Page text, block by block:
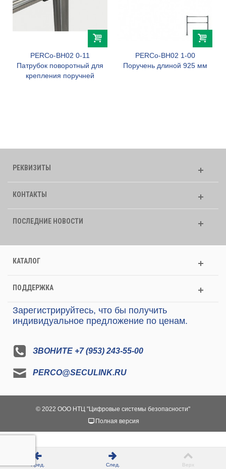
PERCo-BH02 0-11
Патрубок поворотный для
крепления поручней
PERCo-BH02 1-00
Поручень длиной 925 мм
РЕКВИЗИТЫ
КОНТАКТЫ
ПОСЛЕДНИЕ НОВОСТИ
КАТАЛОГ
ПОДДЕРЖКА
Зарегистрируйтесь, что бы получить
индивидуальное предложение по ценам.
ЗВОНИТЕ +7 (953) 243-55-00
PERCO@SECULINK.RU
© 2022 ООО НТЦ "Цифровые системы безопасности"
Полная версия
Пред. След. Верх